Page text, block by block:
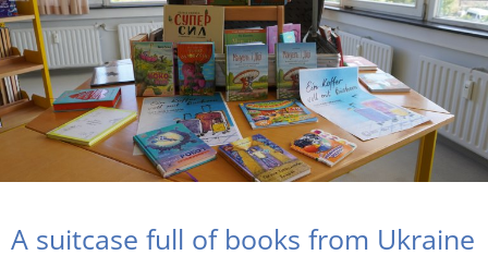
A suitcase full of books from Ukraine